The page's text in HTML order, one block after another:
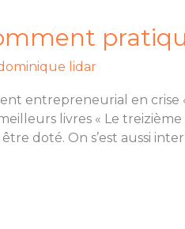
lidar
entrepreneurial en crise
livres « Le
doté. On s’est aussi